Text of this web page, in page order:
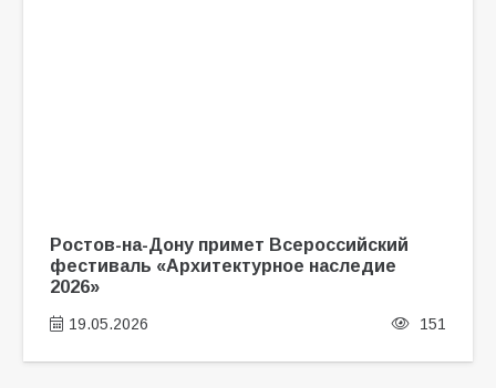
Ростов-на-Дону примет Всероссийский
фестиваль «Архитектурное наследие
2026»
19.05.2026 151